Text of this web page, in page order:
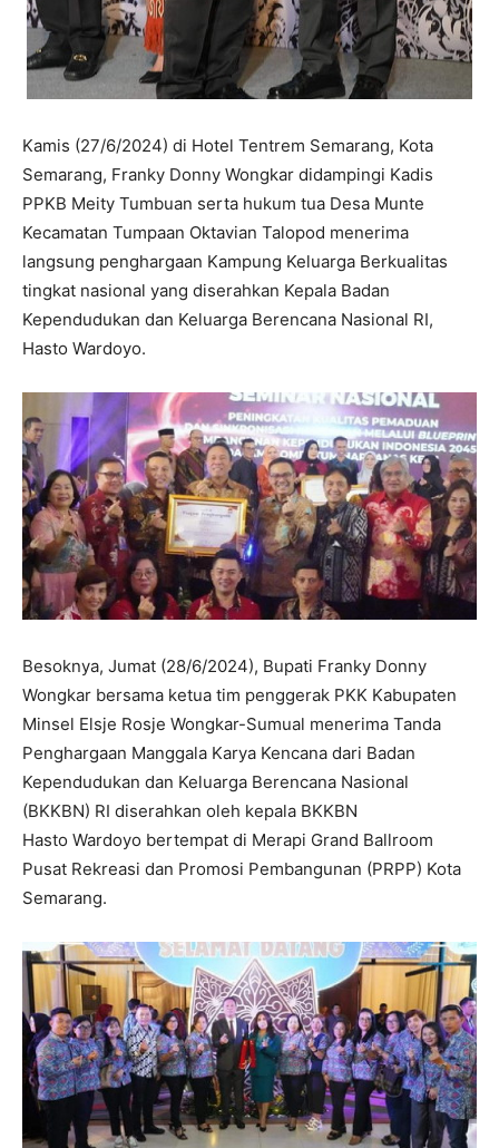
Kamis (27/6/2024) di Hotel Tentrem Semarang, Kota
Semarang, Franky Donny Wongkar didampingi Kadis
PPKB Meity Tumbuan serta hukum tua Desa Munte
Kecamatan Tumpaan Oktavian Talopod menerima
langsung penghargaan Kampung Keluarga Berkualitas
tingkat nasional yang diserahkan Kepala Badan
Kependudukan dan Keluarga Berencana Nasional RI,
Hasto Wardoyo.
Besoknya, Jumat (28/6/2024), Bupati Franky Donny
Wongkar bersama ketua tim penggerak PKK Kabupaten
Minsel Elsje Rosje Wongkar-Sumual menerima Tanda
Penghargaan Manggala Karya Kencana dari Badan
Kependudukan dan Keluarga Berencana Nasional
(BKKBN) RI diserahkan oleh kepala BKKBN
Hasto Wardoyo bertempat di Merapi Grand Ballroom
Pusat Rekreasi dan Promosi Pembangunan (PRPP) Kota
Semarang.